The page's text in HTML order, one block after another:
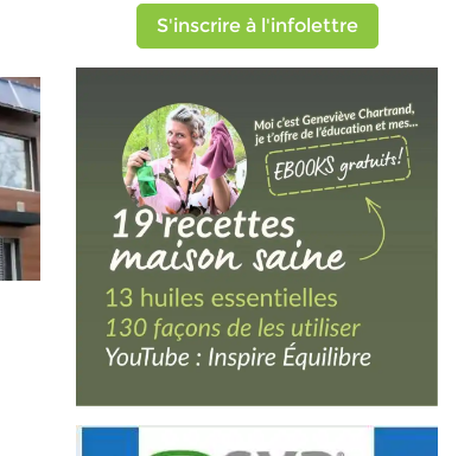
S'inscrire à l'infolettre